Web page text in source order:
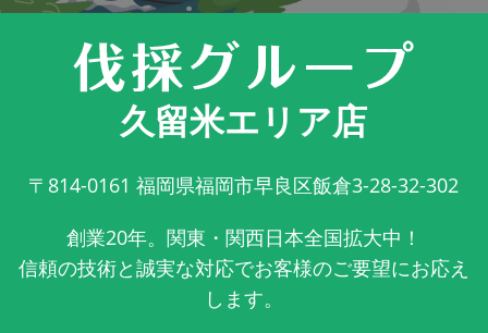
久留米エリア店
〒814-0161 福岡県福岡市早良区飯倉3-28-32-302
創業20年。関東・関西日本全国拡大中！
信頼の技術と誠実な対応でお客様のご要望にお応え
します。